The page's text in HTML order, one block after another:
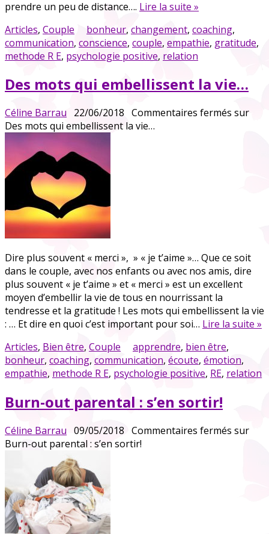
prendre un peu de distance…. Lire la suite »
Articles, Couple bonheur, changement, coaching,
communication, conscience, couple, empathie, gratitude,
methode R E, psychologie positive, relation
Des mots qui embellissent la vie…
Céline Barrau 22/06/2018 Commentaires fermés sur
Des mots qui embellissent la vie…
Dire plus souvent « merci », » « je t’aime »… Que ce soit
dans le couple, avec nos enfants ou avec nos amis, dire
plus souvent « je t’aime » et « merci » est un excellent
moyen d’embellir la vie de tous en nourrissant la
tendresse et la gratitude ! Les mots qui embellissent la vie
: … Et dire en quoi c’est important pour soi… Lire la suite »
Articles, Bien être, Couple apprendre, bien être,
bonheur, coaching, communication, écoute, émotion,
empathie, methode R E, psychologie positive, RE, relation
Burn-out parental : s’en sortir!
Céline Barrau 09/05/2018 Commentaires fermés sur
Burn-out parental : s’en sortir!